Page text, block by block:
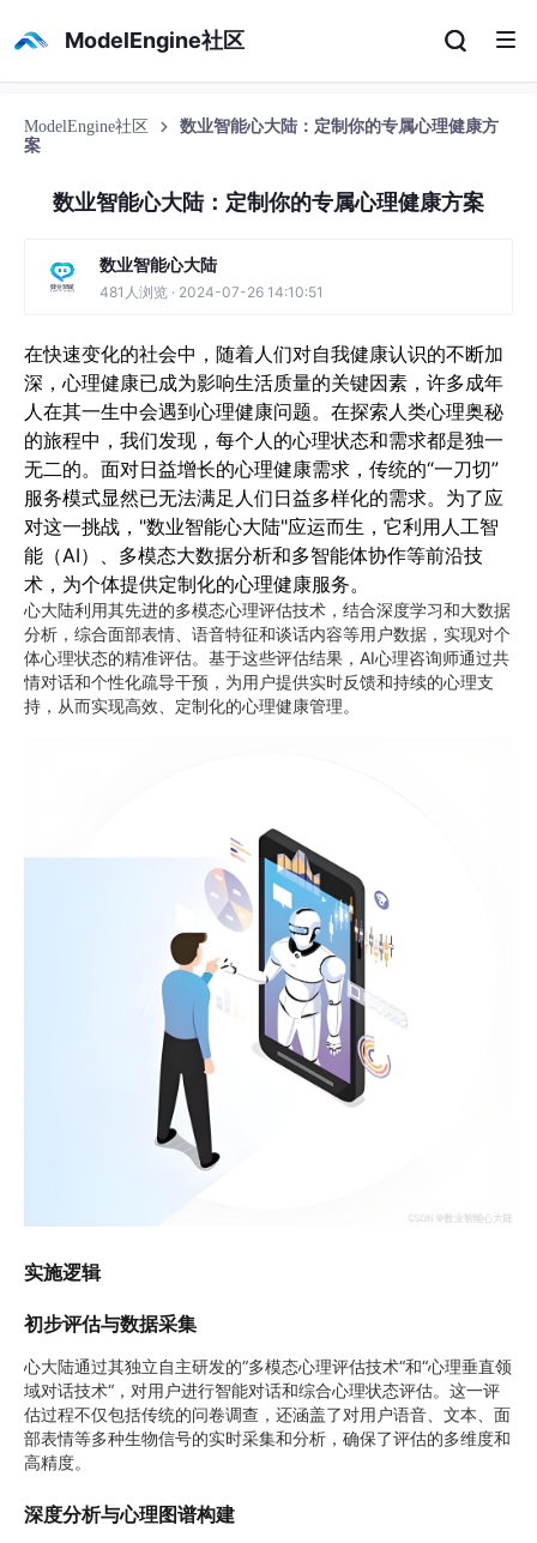
ModelEngine社区
ModelEngine社区
数业智能心大陆：定制你的专属心理健康方
案
数业智能心大陆：定制你的专属心理健康方案
数业智能心大陆
481人浏览 · 2024-07-26 14:10:51
在快速变化的社会中，随着人们对自我健康认识的不断加
深，心理健康已成为影响生活质量的关键因素，许多成年
人在其一生中会遇到心理健康问题。在探索人类心理奥秘
的旅程中，我们发现，每个人的心理状态和需求都是独一
无二的。面对日益增长的心理健康需求，传统的“一刀切”
服务模式显然已无法满足人们日益多样化的需求。 为了应
对这一挑战，"数业智能心大陆"应运而生，它利用人工智
能（AI）、多模态大数据分析和多智能体协作等前沿技
术，为个体提供定制化的心理健康服务。
心大陆利用其先进的多模态心理评估技术，结合深度学习和大数据
分析，综合面部表情、语音特征和谈话内容等用户数据，实现对个
体心理状态的精准评估。基于这些评估结果，AI心理咨询师通过共
情对话和个性化疏导干预，为用户提供实时反馈和持续的心理支
持，从而实现高效、定制化的心理健康管理。
实施逻辑
初步评估与数据采集
心大陆通过其独立自主研发的“多模态心理评估技术“和“心理垂直领
域对话技术“，对用户进行智能对话和综合心理状态评估。这一评
估过程不仅包括传统的问卷调查，还涵盖了对用户语音、文本、面
部表情等多种生物信号的实时采集和分析，确保了评估的多维度和
高精度。
深度分析与心理图谱构建